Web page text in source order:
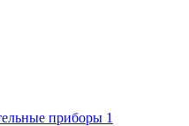
приборы 1